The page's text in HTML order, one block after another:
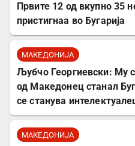
Првите 12 од вкупно 35
пристигнаа во Бугарија
МАКЕДОНИЈА
Љубчо Георгиевски: Му
од Македонец станал
се станува
МАКЕДОНИЈА